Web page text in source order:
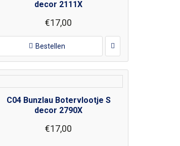
decor 2111X
€17,00
Bestellen
C04 Bunzlau Botervlootje S
decor 2790X
€17,00